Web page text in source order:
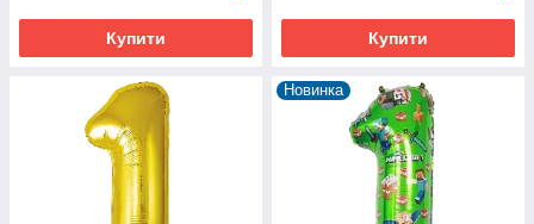
Купити Купити
Новинка